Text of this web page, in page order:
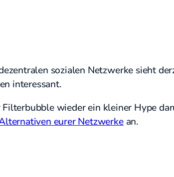
sozialen Netzwerke sieht
interessant.
wieder ein kleiner Hype
eurer Netzwerkean.